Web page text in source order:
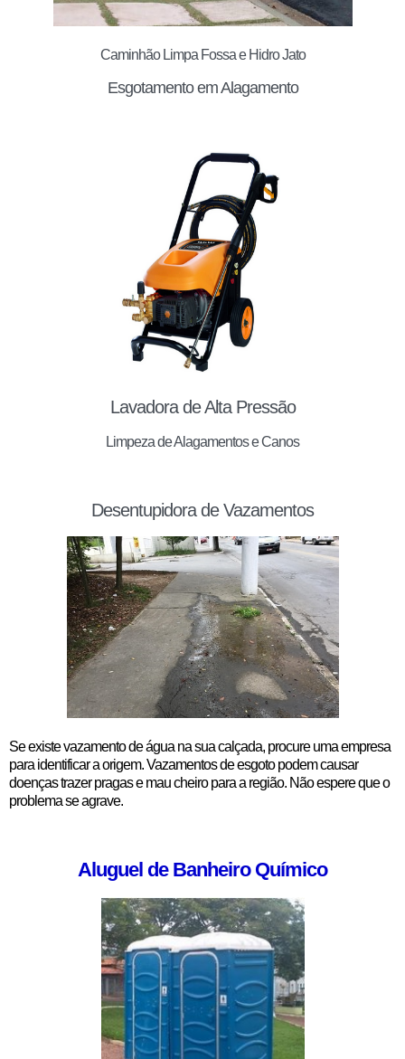
Caminhão Limpa Fossa e Hidro Jato
Esgotamento em Alagamento
Lavadora de Alta Pressão
Limpeza de Alagamentos e Canos
Desentupidora de Vazamentos
Se existe vazamento de água na sua calçada, procure uma empresa
para identificar a origem. Vazamentos de esgoto podem causar
doenças trazer pragas e mau cheiro para a região. Não espere que o
problema se agrave.
Aluguel de Banheiro Químico